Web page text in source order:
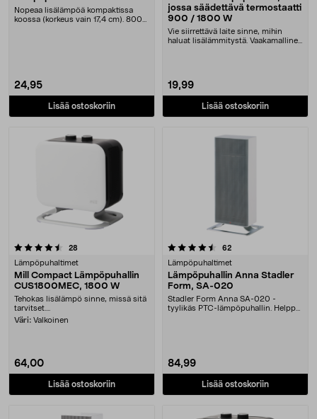
Nopeaa lisälämpöä kompaktissa
koossa (korkeus vain 17,4 cm). 800
24,95
Lisää ostoskoriin
jossa säädettävä termostaatti
900 / 1800 W
Vie siirrettävä laite sinne, mihin
haluat lisälämmitystä. Vaakamallinen
19,99
Lisää ostoskoriin
28
Lämpöpuhaltimet
Mill Compact Lämpöpuhallin
CUS1800MEC, 1800 W
Tehokas lisälämpö sinne, missä sitä
tarvitset....
Väri: Valkoinen
64,00
Lisää ostoskoriin
4.5 viidestä tähdestä 62arvostelut
Lämpöpuhaltimet
Lämpöpuhallin Anna Stadler
Form, SA-020
Stadler Form Anna SA-020 -
tyylikäs PTC-lämpöpuhallin. Helppo
84,99
Lisää ostoskoriin